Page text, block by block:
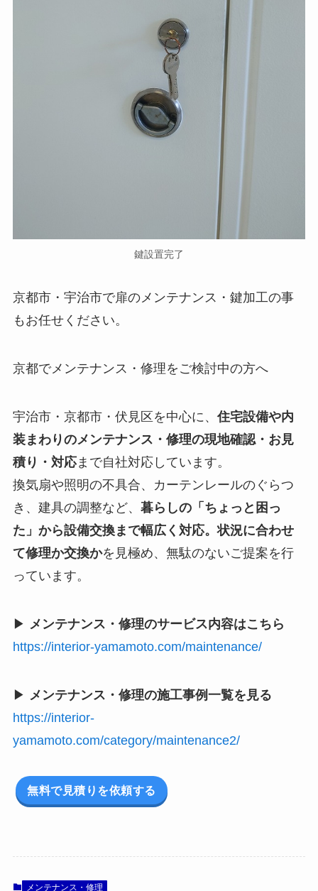
鍵設置完了
京都市・宇治市で扉のメンテナンス・鍵加工の事
もお任せください。
京都でメンテナンス・修理をご検討中の方へ
宇治市・京都市・伏見区を中心に、 住宅設備や内
装まわりのメンテナンス・修理の現地確認・お見
積り・対応まで自社対応しています。
換気扇や照明の不具合、カーテンレールのぐらつ
き、建具の調整など、 暮らしの「ちょっと困っ
た」から設備交換まで幅広く対応。状況に合わせ
て修理か交換かを見極め、無駄のないご提案を行
っています。
▶ メンテナンス・修理のサービス内容はこちら
https://interior-yamamoto.com/maintenance/
▶ メンテナンス・修理の施工事例一覧を見る
https://interior-
yamamoto.com/category/maintenance2/
無料で見積りを依頼する
メンテナンス・修理